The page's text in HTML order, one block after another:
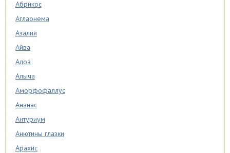
Абрикос
Аглаонема
Азалия
Айва
Алоэ
Алыча
Аморфофаллус
Ананас
Антуриум
Анютины глазки
Арахис